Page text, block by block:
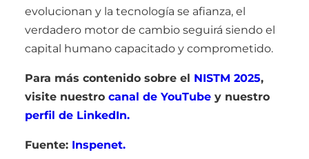
evolucionan y la tecnología se afianza, el
verdadero motor de cambio seguirá siendo el
capital humano capacitado y comprometido.
Para más contenido sobre el NISTM 2025,
visite nuestro canal de YouTube y nuestro
perfil de LinkedIn.
Fuente: Inspenet.